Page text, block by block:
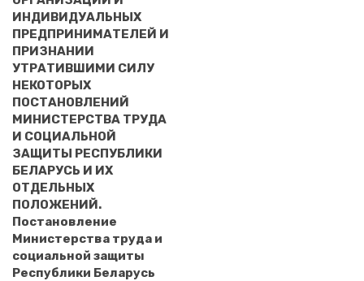
ИНДИВИДУАЛЬНЫХ
ПРЕДПРИНИМАТЕЛЕЙ И
ПРИЗНАНИИ
УТРАТИВШИМИ СИЛУ
НЕКОТОРЫХ
ПОСТАНОВЛЕНИЙ
МИНИСТЕРСТВА ТРУДА
И СОЦИАЛЬНОЙ
ЗАЩИТЫ РЕСПУБЛИКИ
БЕЛАРУСЬ И ИХ
ОТДЕЛЬНЫХ
ПОЛОЖЕНИЙ.
Постановление
Министерства труда и
социальной защиты
Республики Беларусь